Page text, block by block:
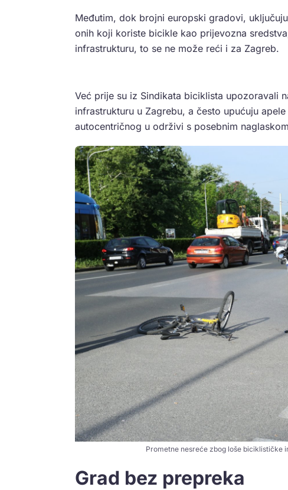
Međutim, dok brojni europski gradovi,
onih koji koriste bicikle kao prijevozna
infrastrukturu, to se ne može reći i za Zagreb.
Već prije su iz Sindikata biciklista upozoravali
infrastrukturu u Zagrebu, a često upućuju
autocentričnog u održivi s posebnim
Prometne nesreće zbog loše biciklističke
Grad bez prepreka